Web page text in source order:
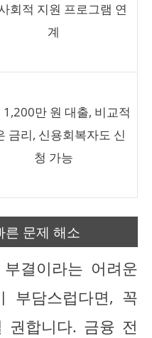
회적 지원 프로그램 연
계
1,200만 원 대출, 비교적
금리, 신용회복자도 신
청 가능
른 문제 해소
결이라는 어려운
부담스럽다면, 꼭
권합니다. 금융 전